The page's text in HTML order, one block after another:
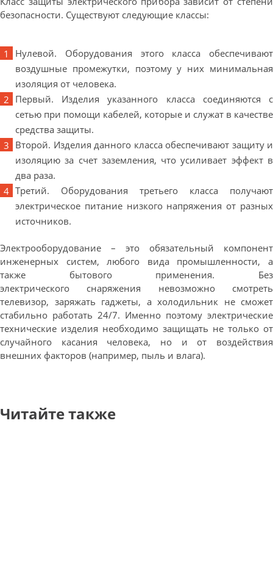
безопасности. Существуют следующие классы:
Нулевой. Оборудования этого класса обеспечивают
воздушные промежутки, поэтому у них минимальная
изоляция от человека.
Первый. Изделия указанного класса соединяются с
сетью при помощи кабелей, которые и служат в качестве
средства защиты.
Второй. Изделия данного класса обеспечивают защиту и
изоляцию за счет заземления, что усиливает эффект в
два раза.
Третий. Оборудования третьего класса получают
электрическое питание низкого напряжения от разных
источников.
Электрооборудование – это обязательный компонент
инженерных систем, любого вида промышленности, а
также бытового применения. Без
электрического снаряжения невозможно смотреть
телевизор, заряжать гаджеты, а холодильник не сможет
стабильно работать 24/7. Именно поэтому электрические
технические изделия необходимо защищать не только от
случайного касания человека, но и от воздействия
внешних факторов (например, пыль и влага).
Читайте также